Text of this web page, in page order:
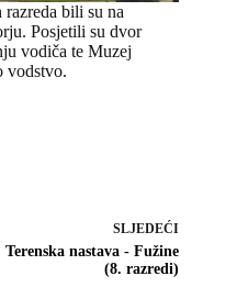
bili su na
Posjetili su dvor
vodiča te Muzej
vodstvo.
SLJEDEĆI
Terenska nastava - Fužine
(8. razredi)